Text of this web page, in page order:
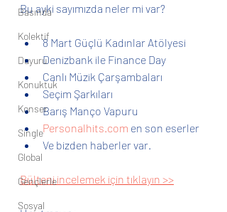
Basında
Kolektif
Duyuru
Konuktuk
Konser
Single
Global
Gençlerle
Sosyal
Bu ayki sayımızda neler mi var?
8 Mart Güçlü Kadınlar Atölyesi
Denizbank ile Finance Day
Canlı Müzik Çarşambaları
Seçim Şarkıları
Barış Manço Vapuru
Personalhits.com en son eserler
Ve bizden haberler var.
Bülteni incelemek için tıklayın >>